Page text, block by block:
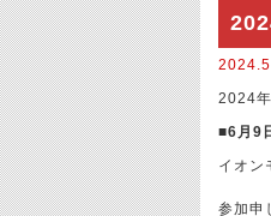
2024
■6月9
イオン
参加申